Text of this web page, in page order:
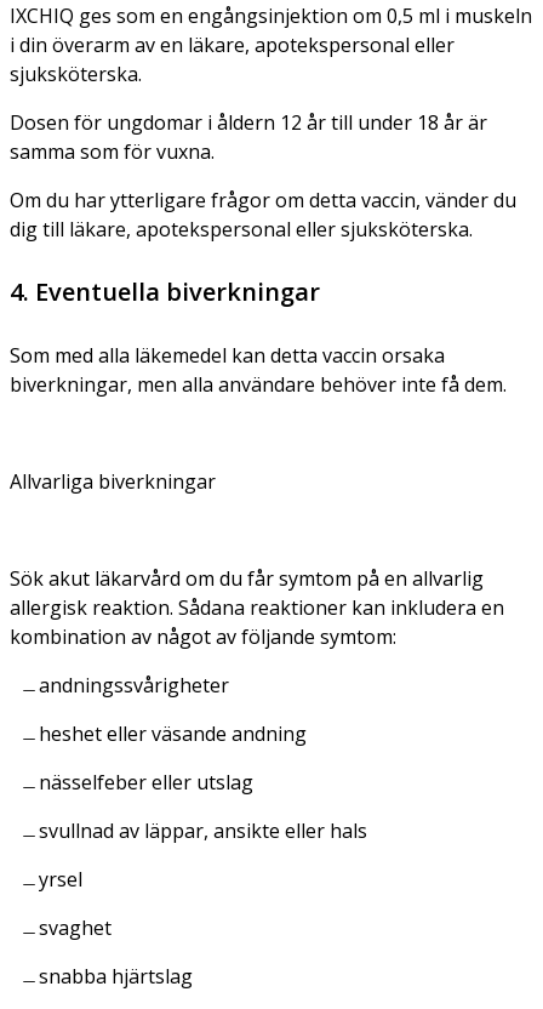
IXCHIQ ges som en engångsinjektion om 0,5 ml i muskeln
i din överarm av en läkare, apotekspersonal eller
sjuksköterska.
Dosen för ungdomar i åldern 12 år till under 18 år är
samma som för vuxna.
Om du har ytterligare frågor om detta vaccin, vänder du
dig till läkare, apotekspersonal eller sjuksköterska.
4. Eventuella biverkningar
Som med alla läkemedel kan detta vaccin orsaka
biverkningar, men alla användare behöver inte få dem.
Allvarliga biverkningar
Sök akut läkarvård om du får symtom på en allvarlig
allergisk reaktion. Sådana reaktioner kan inkludera en
kombination av något av följande symtom:
andningssvårigheter
heshet eller väsande andning
nässelfeber eller utslag
svullnad av läppar, ansikte eller hals
yrsel
svaghet
snabba hjärtslag